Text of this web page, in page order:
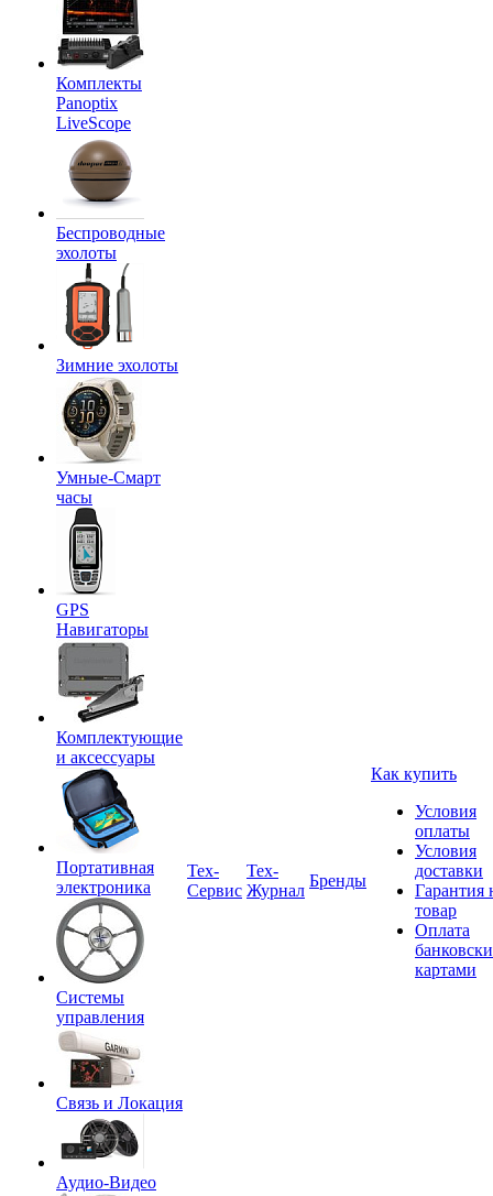
Комплекты
Panoptix
LiveScope
Беспроводные
эхолоты
Зимние эхолоты
Умные-Смарт
часы
GPS
Навигаторы
Комплектующие
и аксессуары
Портативная
электроника
Системы
управления
Связь и Локация
Аудио-Видео
Tex-
Сервис
Тех-
Журнал
Бренды
Как купить
Условия
оплаты
Условия
доставки
Гарантия
товар
Оплата
картами